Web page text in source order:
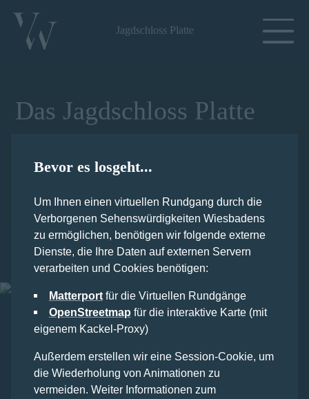
Jagdschloss Platte
Das Jagdschloss Platte
das ehemalige Jagdschloss. Es wurde in den Jahren
1823 bis 1826 im Auftrag des Herzogs
Herzöge von Nassau und später für die preußischen
Prinzen. Heute wird es für Veranstaltungen genutzt.
Lageplan
Keller
Auf einen Blick:
Bevor es losgeht...
Um Ihnen einen virtuellen Rundgang durch die
Verborgenen Sehenswürdigkeiten Wiesbadens
zu ermöglichen, benötigen wir folgende externe
Dienste, die Ihre Daten auf externen Servern
verarbeiten und Cookies benötigen:
Matterportfür die Virtuellen Rundgänge
OpenStreetmap für die interaktive Karte (mit
eigenem Kackel-Proxy)
Außerdem erstellen wir eine Session-Cookie, um
die Wiederholung von Animationen zu
vermeiden. Weiter Informationen zum